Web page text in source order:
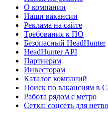
О компании
Наши вакансии
Реклама на сайте
Требования к ПО
Безопасный HeadHunter
HeadHunter API
Партнерам
Инвесторам
Каталог компаний
Поиск по вакансиям в
Работа рядом с метро
Сетка: соцсеть для